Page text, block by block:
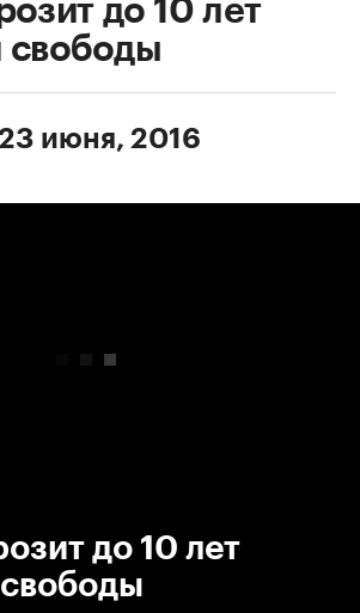
до 10 лет
июня, 2016
до 10 лет